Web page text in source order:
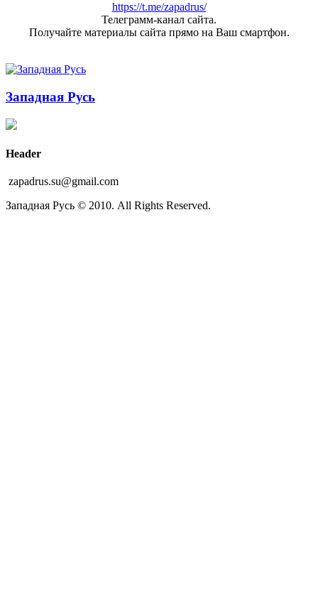
https://t.me/zapadrus/
Телеграмм-канал сайта.
Получайте материалы сайта прямо на Ваш смартфон.
Западная Русь
Header
zapadrus.su@gmail.com
Западная Русь © 2010. All Rights Reserved.